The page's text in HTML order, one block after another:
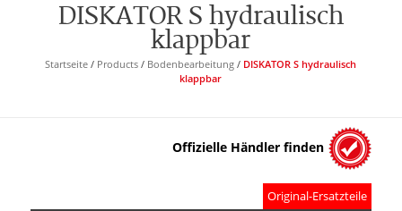
DISKATOR S hydraulisch
klappbar
Startseite / Products / Bodenbearbeitung / DISKATOR S hydraulisch
klappbar
Offizielle Händler finden
Original-Ersatzteile